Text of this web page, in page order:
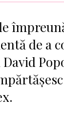
de a